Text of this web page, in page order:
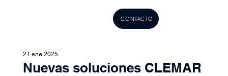
CONTACTO
Nuevas soluciones CLEMAR
21 ene 2025